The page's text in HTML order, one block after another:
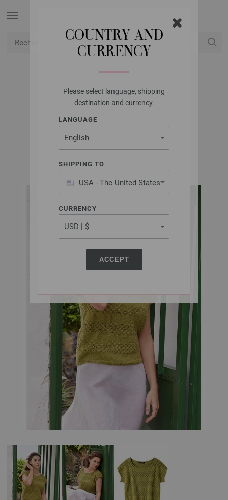
COUNTRY AND
CURRENCY
Please select language, shipping
destination and currency.
LANGUAGE
SHIPPING TO
USA - The United States
of America
CURRENCY
ACCEPT
LANA GROSSA
TOP DIVERSA
FILATI No. 69 | Modèle 18 / Tridot 31 Modèle 28